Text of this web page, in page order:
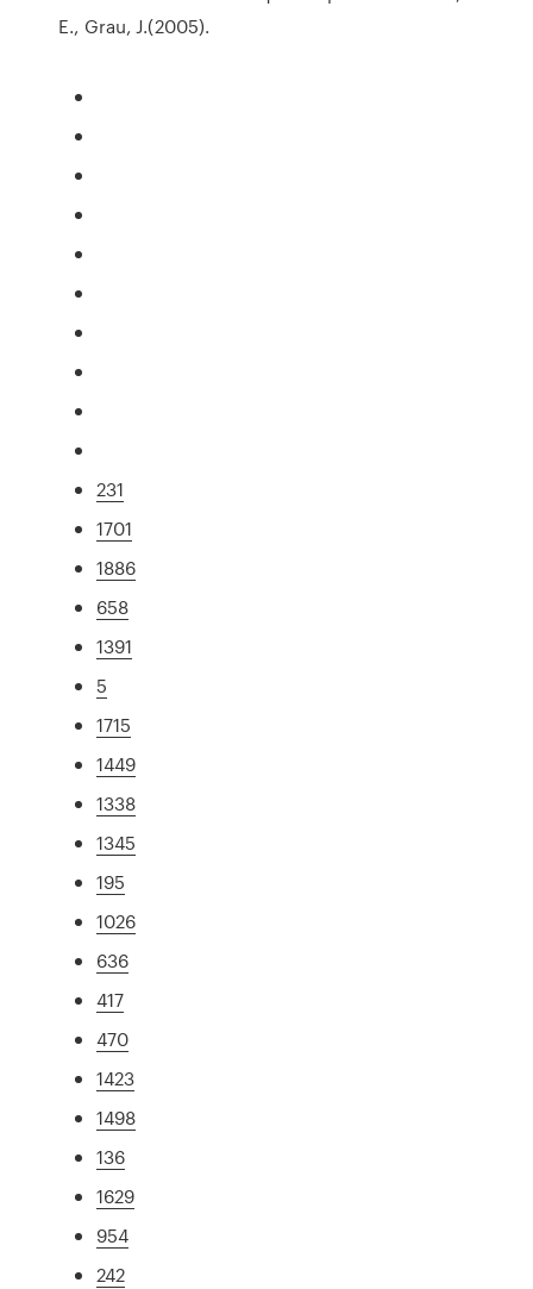
E., Grau, J.(2005).
231
1701
1886
658
1391
5
1715
1449
1338
1345
195
1026
636
417
470
1423
1498
136
1629
954
242